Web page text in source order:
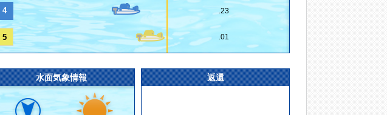
4 .23
5 .01
水面気象情報 返還